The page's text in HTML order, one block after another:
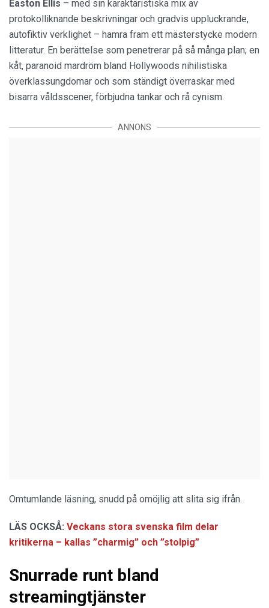
Easton Ellis – med sin karaktäristiska mix av
protokolliknande beskrivningar och gradvis uppluckrande,
autofiktiv verklighet – hamra fram ett mästerstycke modern
litteratur. En berättelse som penetrerar på så många plan; en
kåt, paranoid mardröm bland Hollywoods nihilistiska
överklassungdomar och som ständigt överraskar med
bisarra våldsscener, förbjudna tankar och rå cynism.
ANNONS
Omtumlande läsning, snudd på omöjlig att slita sig ifrån.
LÄS OCKSÅ: Veckans stora svenska film delar
kritikerna – kallas ”charmig” och ”stolpig”
Snurrade runt bland
streamingtjänster